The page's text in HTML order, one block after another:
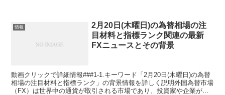
情報
2月20日(木曜日)の為替相場の注
目材料と指標ランク関連の最新
FXニュースとその背景
動画クリックで詳細情報###1-1.キーワード「2月20日(木曜日)の為替
相場の注目材料と指標ランク」の背景情報を詳しく説明外国為替市場
（FX）は世界中の通貨が取引される市場であり、投資家や企業が通